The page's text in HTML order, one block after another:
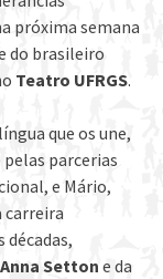
próxima semana
do brasileiro
Teatro UFRGS.
que os une,
parcerias
e Mário,
carreira
Anna Setton e da